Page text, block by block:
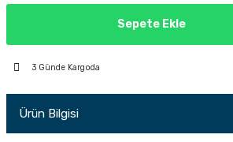
Sepete Ekle
3 Günde Kargoda
Ürün Bilgisi